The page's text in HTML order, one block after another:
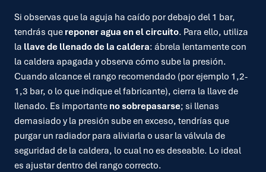
Si observas que la aguja ha caído por debajo del 1 bar,
tendrás que reponer agua en el circuito. Para ello, utiliza
la llave de llenado de la caldera: ábrela lentamente con
la caldera apagada y observa cómo sube la presión.
Cuando alcance el rango recomendado (por ejemplo 1,2-
1,3 bar, o lo que indique el fabricante), cierra la llave de
llenado. Es importante no sobrepasarse; si llenas
demasiado y la presión sube en exceso, tendrías que
purgar un radiador para aliviarla o usar la válvula de
seguridad de la caldera, lo cual no es deseable. Lo ideal
es ajustar dentro del rango correcto.